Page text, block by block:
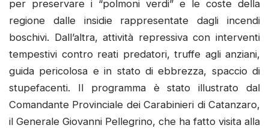
per preservare i “polmoni verdi” e le coste della
regione dalle insidie rappresentate dagli incendi
boschivi. Dall’altra, attività repressiva con interventi
tempestivi contro reati predatori, truffe agli anziani,
guida pericolosa e in stato di ebbrezza, spaccio di
stupefacenti. Il programma è stato illustrato dal
Comandante Provinciale dei Carabinieri di Catanzaro,
il Generale Giovanni Pellegrino, che ha fatto visita alla